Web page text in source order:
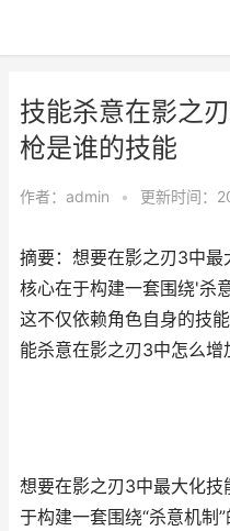
技能杀意在影之
枪是谁的技能
作者： admin • 更新时间：
摘要：想要在影之刃3中最
核心在于构建一套围绕'杀
这不仅依赖角色自身的技
能杀意在影之刃3中怎么
想要在影之刃3中最大化
于构建一套围绕“杀意机制